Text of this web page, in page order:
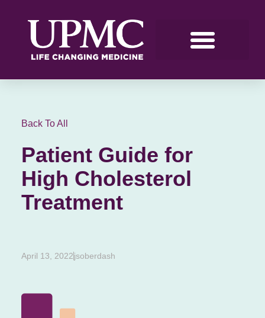
Back To All
Patient Guide for
High Cholesterol
Treatment
April 13, 2022jsoberdash